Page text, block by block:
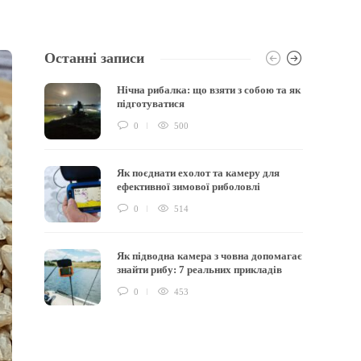
Останні записи
Нічна рибалка: що взяти з собою та як
підготуватися
0 500
Як поєднати ехолот та камеру для
ефективної зимової риболовлі
0 514
Як підводна камера з човна допомагає
знайти рибу: 7 реальних прикладів
0 453